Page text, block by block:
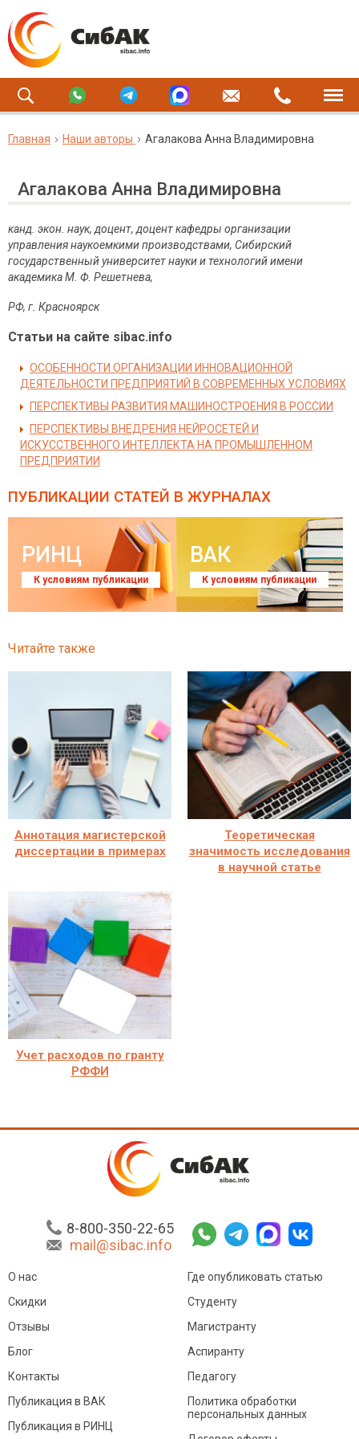
Главная Наши авторы Агалакова Анна Владимировна
Агалакова Анна Владимировна
канд. экон. наук, доцент, доцент кафедры организации
управления наукоемкими производствами, Сибирский
государственный университет науки и технологий имени
академика М. Ф. Решетнева,
РФ, г. Красноярск
Статьи на сайте sibac.info
ОСОБЕННОСТИ ОРГАНИЗАЦИИ ИННОВАЦИОННОЙ
ДЕЯТЕЛЬНОСТИ ПРЕДПРИЯТИЙ В СОВРЕМЕННЫХ УСЛОВИЯХ
ПЕРСПЕКТИВЫ РАЗВИТИЯ МАШИНОСТРОЕНИЯ В РОССИИ
ПЕРСПЕКТИВЫ ВНЕДРЕНИЯ НЕЙРОСЕТЕЙ И
ИСКУССТВЕННОГО ИНТЕЛЛЕКТА НА ПРОМЫШЛЕННОМ
ПРЕДПРИЯТИИ
ПУБЛИКАЦИИ СТАТЕЙ В ЖУРНАЛАХ
РИНЦ
К условиям публикации
ВАК
К условиям публикации
Читайте также
Аннотация магистерской
диссертации в примерах
Теоретическая
значимость исследования
в научной статье
Учет расходов по гранту
РФФИ
8-800-350-22-65
mail@sibac.info
О нас
Скидки
Отзывы
Блог
Контакты
Где опубликовать статью
Студенту
Магистранту
Аспиранту
Педагогу
Публикация в ВАК
Публикация в РИНЦ
Политика обработки
персональных данных